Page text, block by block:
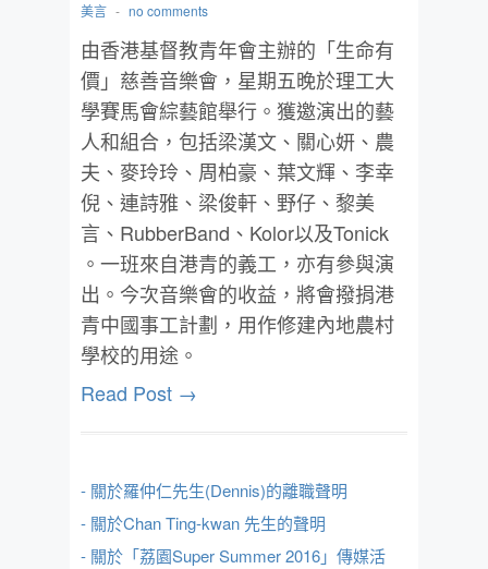
美言 - no comments
由香港基督教青年會主辦的「生命有
價」慈善音樂會，星期五晚於理工大
學賽馬會綜藝館舉行。獲邀演出的藝
人和組合，包括梁漢文、關心妍、農
夫、麥玲玲、周柏豪、葉文輝、李幸
倪、連詩雅、梁俊軒、野仔、黎美
言、RubberBand、Kolor以及Tonick
。一班來自港青的義工，亦有參與演
出。今次音樂會的收益，將會撥捐港
青中國事工計劃，用作修建內地農村
學校的用途。
Read Post →
- 關於羅仲仁先生(Dennis)的離職聲明
- 關於Chan Ting-kwan 先生的聲明
- 關於「荔園Super Summer 2016」傳媒活